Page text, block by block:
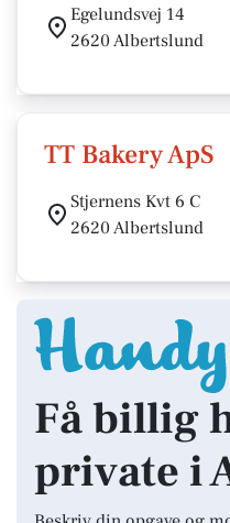
Egelundsvej 14
2620 Albertslund
TT Bakery ApS
Stjernens Kvt 6 C
2620 Albertslund
Få billig
private i